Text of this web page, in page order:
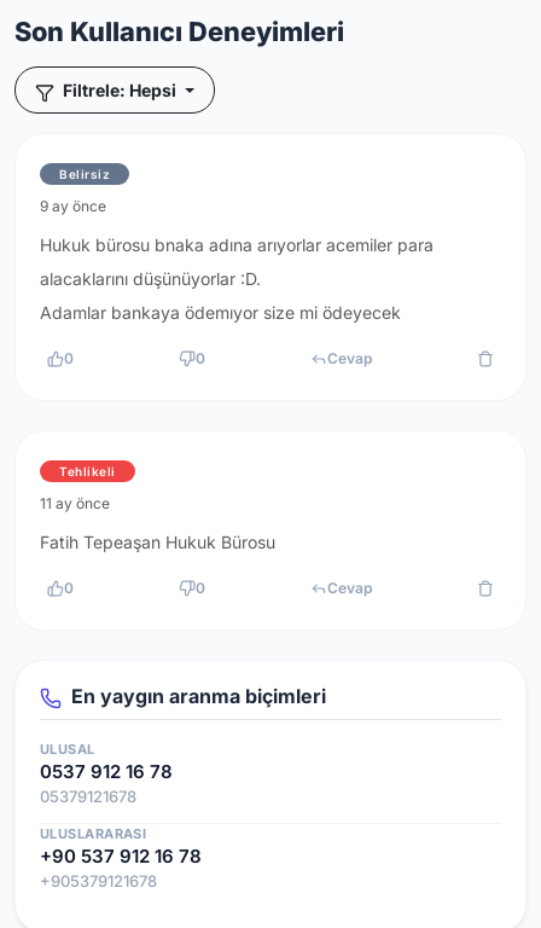
Son Kullanıcı Deneyimleri
Filtrele: Hepsi
Belirsiz
9 ay önce
Hukuk bürosu bnaka adına arıyorlar acemiler para
alacaklarını düşünüyorlar :D.
Adamlar bankaya ödemıyor size mi ödeyecek
0 0 Cevap
Tehlikeli
11 ay önce
Fatih Tepeaşan Hukuk Bürosu
0 0 Cevap
En yaygın aranma biçimleri
ULUSAL
0537 912 16 78
05379121678
ULUSLARARASI
+90 537 912 16 78
+905379121678